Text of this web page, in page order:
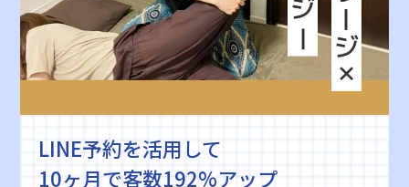
LINE予約を活用して
10ヶ月で客数192%アップ